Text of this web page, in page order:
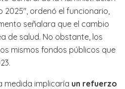
ordenó el funcionario,
señalara que el cambio
de salud. No obstante, los
mismos fondos públicos que
medida implicaría un refuerzo